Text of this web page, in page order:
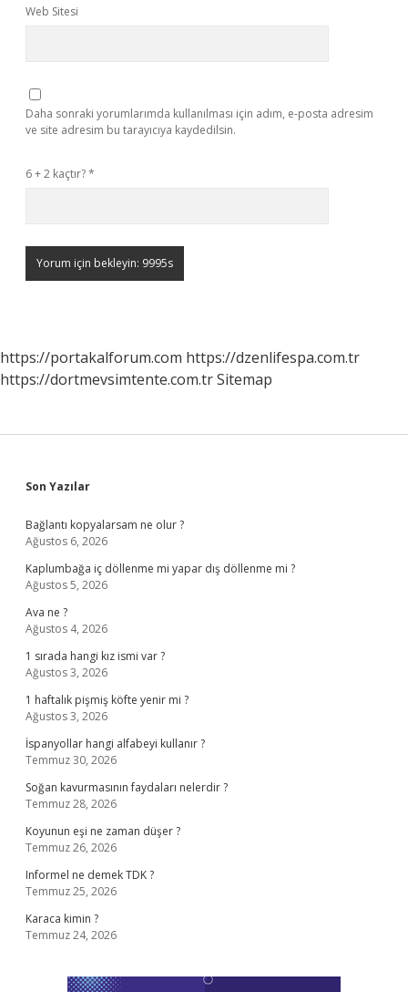
Web Sitesi
Daha sonraki yorumlarımda kullanılması için adım, e-posta adresim
ve site adresim bu tarayıcıya kaydedilsin.
6 + 2 kaçtır?*
https://portakalforum.com https://dzenlifespa.com.tr
https://dortmevsimtente.com.trSitemap
Sidebar
Son Yazılar
Bağlantı kopyalarsam ne olur ?
Ağustos 6, 2026
Kaplumbağa iç döllenme mi yapar dış döllenme mi ?
Ağustos 5, 2026
Ava ne ?
Ağustos 4, 2026
1 sırada hangi kız ismi var ?
Ağustos 3, 2026
1 haftalık pişmiş köfte yenir mi ?
Ağustos 3, 2026
İspanyollar hangi alfabeyi kullanır ?
Temmuz 30, 2026
Soğan kavurmasının faydaları nelerdir ?
Temmuz 28, 2026
Koyunun eşi ne zaman düşer ?
Temmuz 26, 2026
Informel ne demek TDK ?
Temmuz 25, 2026
Karaca kimin ?
Temmuz 24, 2026